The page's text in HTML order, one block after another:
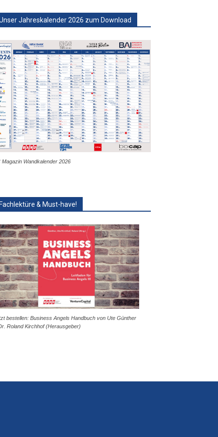
Jahreskalender 2026 zum Download
Magazin Wandkalender 2026
& Must-have!
bestellen: Business Angels Handbuch von Ute Günther
Roland Kirchhof (Herausgeber)